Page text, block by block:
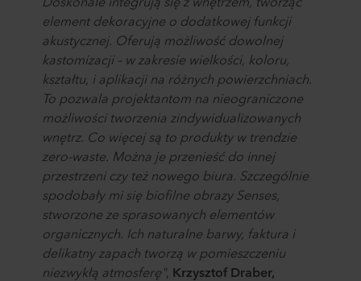
element dekoracyjne o dodatkowej funkcji
akustycznej. Oferują możliwość dowolnej
kastomizacji – w zakresie wielkości, koloru,
kształtu, i aplikacji na różnych powierzchniach.
To pozwala projektantom na nieograniczone
możliwości tworzenia zindywidualizowanych
wnętrz. Co więcej są to produkty w trendzie
zero-waste. Można je przenieść do innej
przestrzeni czy też nowego biura. Szczególnie
spodobały mi się biofilne obrazy Senses,
stworzone ze sprasowanych elementów
organicznych. Ich naturalne barwy, faktura i
delikatny zapach tworzą w pomieszczeniu
niezwykłą atmosferę", Krzysztof Draber,